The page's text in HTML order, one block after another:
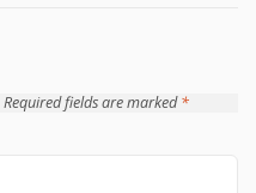
Required fields are marked*